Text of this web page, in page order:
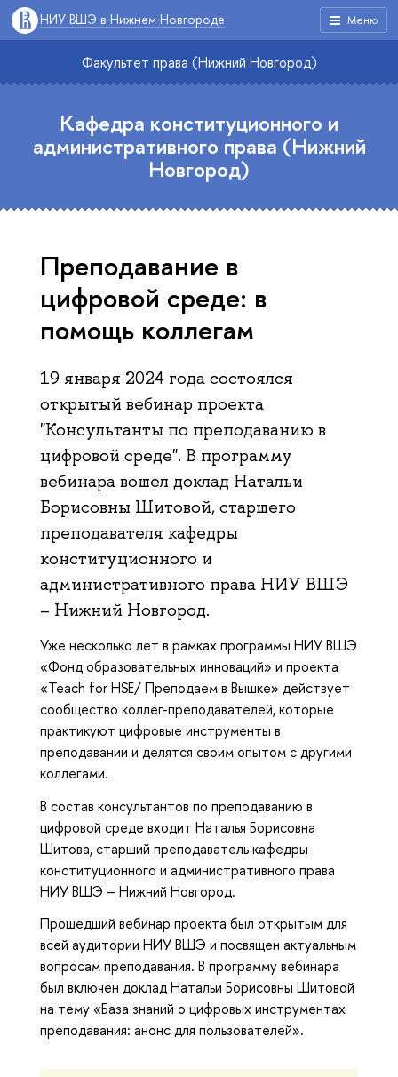
Меню
НИУ ВШЭ в Нижнем Новгороде
Факультет права (Нижний Новгород)
Кафедра конституционного и
административного права (Нижний
Новгород)
Преподавание в
цифровой среде: в
помощь коллегам
19 января 2024 года состоялся
открытый вебинар проекта
"Консультанты по преподаванию в
цифровой среде". В программу
вебинара вошел доклад Натальи
Борисовны Шитовой, старшего
преподавателя кафедры
конституционного и
административного права НИУ ВШЭ
– Нижний Новгород.
Уже несколько лет в рамках программы НИУ ВШЭ
«Фонд образовательных инноваций» и проекта
«Teach for HSE/ Преподаем в Вышке» действует
сообщество коллег-преподавателей, которые
практикуют цифровые инструменты в
преподавании и делятся своим опытом с другими
коллегами.
В состав консультантов по преподаванию в
цифровой среде входит Наталья Борисовна
Шитова, старший преподаватель кафедры
конституционного и административного права
НИУ ВШЭ – Нижний Новгород.
Прошедший вебинар проекта был открытым для
всей аудитории НИУ ВШЭ и посвящен актуальным
вопросам преподавания. В программу вебинара
был включен доклад Натальи Борисовны Шитовой
на тему «База знаний о цифровых инструментах
преподавания: анонс для пользователей».